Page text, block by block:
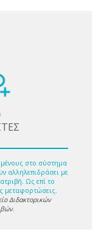
στο σύστημα
αλληλεπιδράσει με
Ως επί το
μεταφορτώσεις.
Διδακτορικών
.